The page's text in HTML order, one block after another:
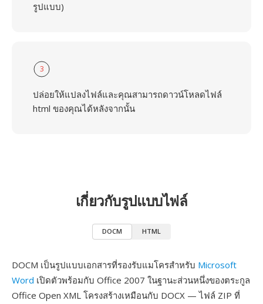
รูปแบบ)
3
ปล่อยให้แปลงไฟล์และคุณสามารถดาวน์โหลดไฟล์
html ของคุณได้หลังจากนั้น
เกี่ยวกับรูปแบบไฟล์
DOCM HTML
DOCM เป็นรูปแบบเอกสารที่รองรับแมโครสำหรับ Microsoft
Word เปิดตัวพร้อมกับ Office 2007 ในฐานะส่วนหนึ่งของตระกูล
Office Open XML โครงสร้างเหมือนกับ DOCX — ไฟล์ ZIP ที่